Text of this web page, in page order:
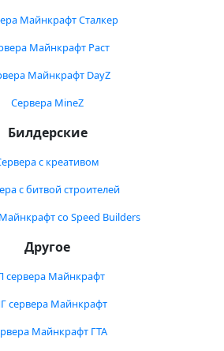
Майнкрафт Сталкер
Майнкрафт Раст
Майнкрафт DayZ
Сервера MineZ
Билдерские
с креативом
с битвой строителей
со Speed Builders
Другое
сервера Майнкрафт
сервера Майнкрафт
Майнкрафт ГТА